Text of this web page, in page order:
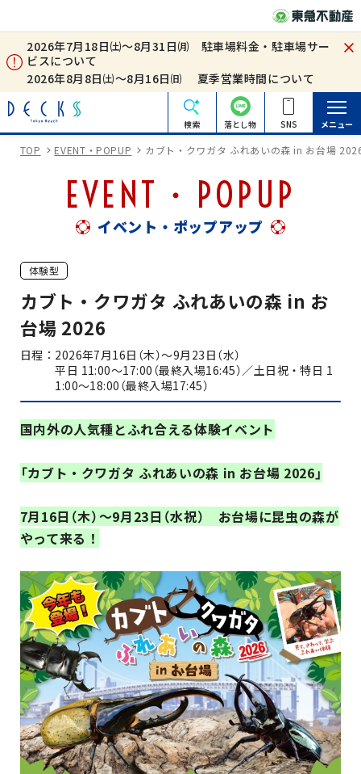
2026年7月18日㈯～8月31日㈪ 駐車場料金・駐車場サー
ビスについて
2026年8月8日㈯～8月16日㈰ 夏季営業時間について
検索 落とし物 SNS メニュー
TOP EVENT・POPUP カブト・クワガタ ふれあいの森 in お台場
EVENT・POPUP
イベント・ポップアップ
体験型
カブト・クワガタ ふれあいの森 in お
台場 2026
日程
2026年7月16日（木）～9月23日（水）
平日 11:00～17:00（最終入場16:45）／土日祝・特日 1
1:00～18:00（最終入場17:45）
国内外の人気種とふれ合える体験イベント
「カブト・クワガタ ふれあいの森 in お台場 2026」
7月16日（木）～9月23日（水祝） お台場に昆虫の森が
やって来る！